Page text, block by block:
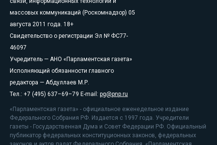
массовых коммуникаций (Роскомнадзор) 05
августа 2011 года. 18+
Свидетельство о регистрации Эл № ФС77-
46097
Учредитель — АНО «Парламентская газета»
Исполняющий обязанности главного
редактора — Абдуллаев М.Р.
Тел.: +7 (495) 637–69–79 E-mail: pg@pnp.ru
«Парламентская газета» - официальное еженедельное издание
Федерального Собрания РФ. Издается с 1997 года. Учредители
газеты - Государственная Дума и Совет Федерации РФ. Официальный
публикатор федеральных конституционных законов, федеральных